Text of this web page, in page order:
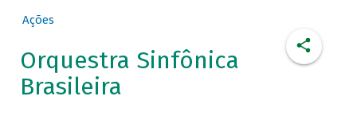
Ações
Orquestra Sinfônica
Brasileira